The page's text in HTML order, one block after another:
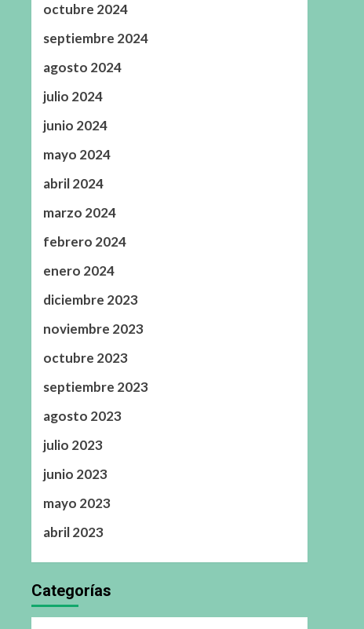
octubre 2024
septiembre 2024
agosto 2024
julio 2024
junio 2024
mayo 2024
abril 2024
marzo 2024
febrero 2024
enero 2024
diciembre 2023
noviembre 2023
octubre 2023
septiembre 2023
agosto 2023
julio 2023
junio 2023
mayo 2023
abril 2023
Categorías